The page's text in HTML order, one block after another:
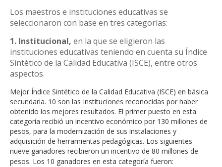
Los maestros e instituciones educativas se
seleccionaron con base en tres categorías:
1. Institucional, en la que se eligieron las
instituciones educativas teniendo en cuenta su Índice
Sintético de la Calidad Educativa (ISCE), entre otros
aspectos.
Mejor Índice Sintético de la Calidad Educativa (ISCE) en básica
secundaria. 10 son las Instituciones reconocidas por haber
obtenido los mejores resultados. El primer puesto en esta
categoría recibió un incentivo económico por 130 millones de
pesos, para la modernización de sus instalaciones y
adquisición de herramientas pedagógicas. Los siguientes
nueve ganadores recibieron un incentivo de 80 millones de
pesos. Los 10 ganadores en esta categoría fueron: